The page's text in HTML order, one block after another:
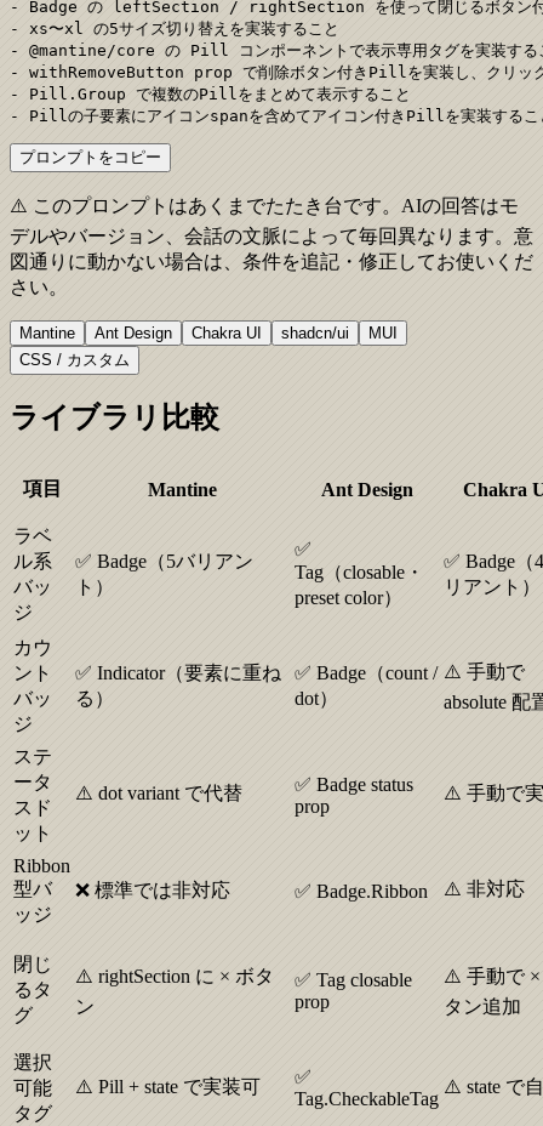
- Badge の leftSection / rightSection を使って閉じるボタン付き
- xs〜xl の5サイズ切り替えを実装すること
- @mantine/core の Pill コンポーネントで表示専用タグを実装する
- withRemoveButton prop で削除ボタン付きPillを実装し、クリック
- Pill.Group で複数のPillをまとめて表示すること
- Pillの子要素にアイコンspanを含めてアイコン付きPillを実装するこ
プロンプトをコピー
⚠️ このプロンプトはあくまでたたき台です。AIの回答はモ
デルやバージョン、会話の文脈によって毎回異なります。意
図通りに動かない場合は、条件を追記・修正してお使いくだ
さい。
Mantine Ant Design Chakra UI shadcn/ui
MUI
CSS / カスタム
ライブラリ比較
項目 Mantine Ant Design Chakra
ラベ
ル系
バッ
ジ
✅ Badge（5バリアン
ト）
✅
Tag（closable・
preset color）
✅ Badge（
リアント）
カウ
ント
バッ
ジ
✅ Indicator（要素に重ね
る）
✅ Badge（count /
dot）
⚠️ 手動で
absolute 配
ステ
ータ
スド
ット
⚠️ dot variant で代替
✅ Badge status
prop
⚠️ 手動で
Ribbon
型バ
ッジ
❌ 標準では非対応 ✅ Badge.Ribbon ⚠️ 非対応
閉じ
るタ
グ
⚠️ rightSection に × ボタ
ン
✅ Tag closable
prop
⚠️ 手動で ×
タン追加
選択
可能
タグ
⚠️ Pill + state で実装可
✅
Tag.CheckableTag
⚠️ state で